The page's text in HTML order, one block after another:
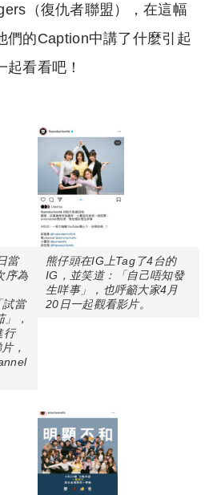
（復仇者聯盟），在這幅
們的Caption中講了什麼引起
看看吧！
當
序為
試當
，
行
，
熊仔頭在IG上Tag了4台的
IG，並笑道：「自己唔知發
生咩事」，也呼籲大家4月
20日一起觀看影片。